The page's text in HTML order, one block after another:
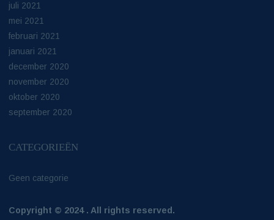
juli 2021
mei 2021
februari 2021
januari 2021
december 2020
november 2020
oktober 2020
september 2020
CATEGORIEËN
Geen categorie
Copyright © 2024 . All rights reserved.